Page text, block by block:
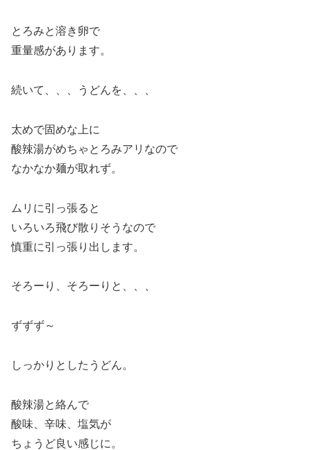
とろみと溶き卵で
重量感があります。
続いて、、、うどんを、、、
太めで固めな上に
酸辣湯がめちゃとろみアリなので
なかなか麺が取れず。
ムリに引っ張ると
いろいろ飛び散りそうなので
慎重に引っ張り出します。
そろーり、そろーりと、、、
ずずず～
しっかりとしたうどん。
酸辣湯と絡んで
酸味、辛味、塩気が
ちょうど良い感じに。